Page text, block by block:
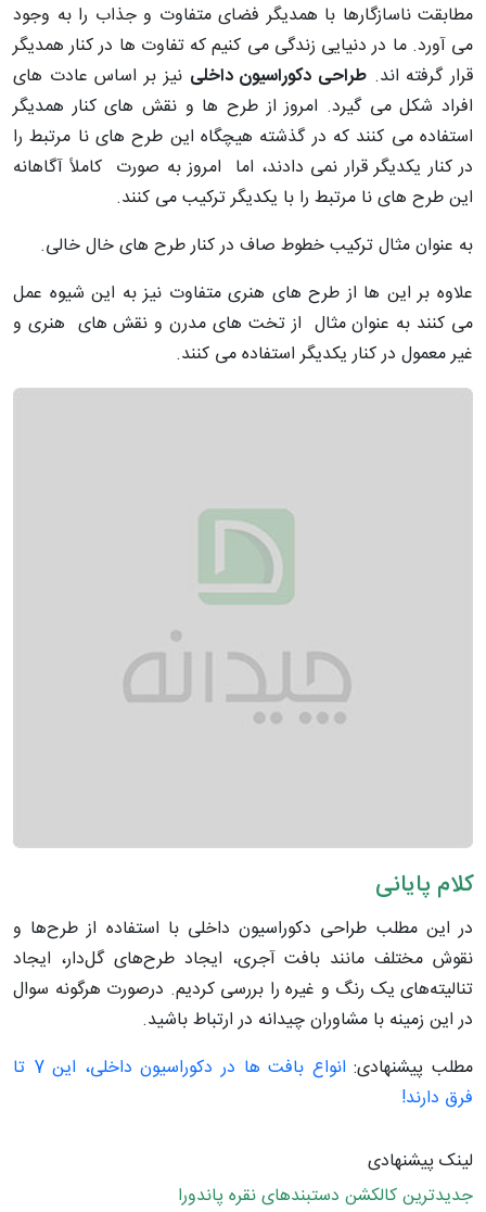
مطابقت ناسازگارها با همدیگر فضای متفاوت و جذاب را به وجود
می آورد. ما در دنیایی زندگی می کنیم که تفاوت ها در کنار همدیگر
قرار گرفته اند.طراحی دکوراسیون داخلی نیز بر اساس عادت های
افراد شکل می گیرد. امروز از طرح ها و نقش های کنار همدیگر
استفاده می کنند که در گذشته هیچگاه این طرح های نا مرتبط را
در کنار یکدیگر قرار نمی‌ دادند، اما امروز به صورت کاملاً آگاهانه
این طرح های نا مرتبط را با یکدیگر ترکیب می‌ کنند.
به عنوان مثال ترکیب خطوط صاف در کنار طرح های خال خالی.
علاوه بر این ها از طرح های هنری متفاوت نیز به این شیوه عمل
می کنند به عنوان مثال از تخت های مدرن و نقش های هنری و
غیر معمول در کنار یکدیگر استفاده می کنند.
کلام پایانی
در این مطلب طراحی دکوراسیون داخلی با استفاده از طرح‌ها و
نقوش مختلف مانند بافت آجری، ایجاد طرح‌های گل‌دار، ایجاد
تنالیته‌های یک رنگ و غیره را بررسی کردیم. درصورت هرگونه سوال
در این زمینه با مشاوران چیدانه در ارتباط باشید.
مطلب پیشنهادی:
انواع بافت ها در دکوراسیون داخلی، این 7 تا
فرق دارند!
لینک پیشنهادی
جدیدترین کالکشن دستبندهای نقره پاندورا